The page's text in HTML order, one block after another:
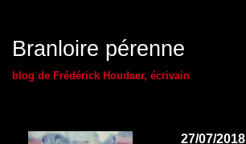
Branloire pérenne
blog de Frédérick Houdaer, écrivain
27/07/2018